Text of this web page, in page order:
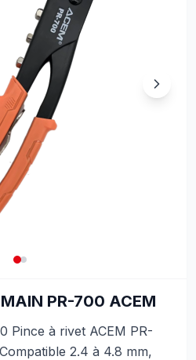
PR-700 ACEM
Pince à rivet ACEM PR-
2.4 à 4.8 mm,